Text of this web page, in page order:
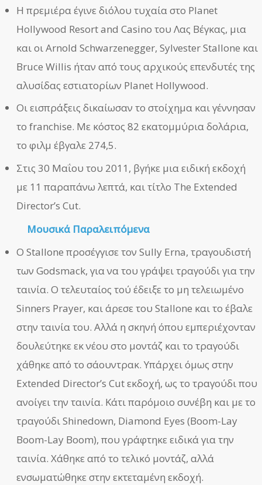
Η πρεμιέρα έγινε διόλου τυχαία στο Planet
Hollywood Resort and Casino του Λας Βέγκας, μια
και οι Arnold Schwarzenegger, Sylvester Stallone και
Bruce Willis ήταν από τους αρχικούς επενδυτές της
αλυσίδας εστιατορίων Planet Hollywood.
Οι εισπράξεις δικαίωσαν το στοίχημα και γέννησαν
το franchise. Με κόστος 82 εκατομμύρια δολάρια,
το φιλμ έβγαλε 274,5.
Στις 30 Μαΐου του 2011, βγήκε μια ειδική εκδοχή
με 11 παραπάνω λεπτά, και τίτλο The Extended
Director’s Cut.
Μουσικά Παραλειπόμενα
Ο Stallone προσέγγισε τον Sully Erna, τραγουδιστή
των Godsmack, για να του γράψει τραγούδι για την
ταινία. Ο τελευταίος τού έδειξε το μη τελειωμένο
Sinners Prayer, και άρεσε του Stallone και το έβαλε
στην ταινία του. Αλλά η σκηνή όπου εμπεριέχονταν
δουλεύτηκε εκ νέου στο μοντάζ και το τραγούδι
χάθηκε από το σάουντρακ. Υπάρχει όμως στην
Extended Director’s Cut εκδοχή, ως το τραγούδι που
ανοίγει την ταινία. Κάτι παρόμοιο συνέβη και με το
τραγούδι Shinedown, Diamond Eyes (Boom-Lay
Boom-Lay Boom), που γράφτηκε ειδικά για την
ταινία. Χάθηκε από το τελικό μοντάζ, αλλά
ενσωματώθηκε στην εκτεταμένη εκδοχή.